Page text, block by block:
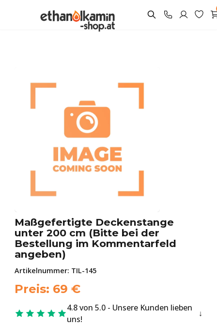
Maßgefertigte Deckenstange
unter 200 cm (Bitte bei der
Bestellung im Kommentarfeld
angeben)
Artikelnummer: TIL-145
Preis: 69 €
4.8 von 5.0 - Unsere Kunden lieben
uns!